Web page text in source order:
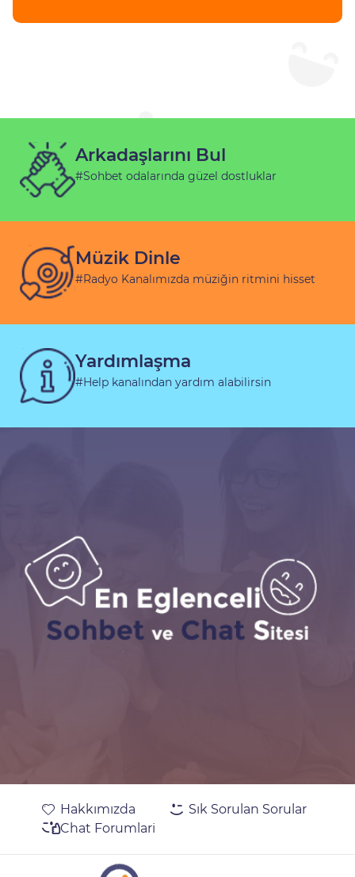
Arkadaşlarını Bul
#Sohbet odalarında güzel dostluklar
Müzik Dinle
#Radyo Kanalımızda müziğin ritmini hisset
Yardımlaşma
#Help kanalından yardım alabilirsin
Hakkımızda
Sık Sorulan Sorular
Chat Forumlari